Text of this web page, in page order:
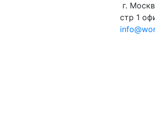
г.
стр 1